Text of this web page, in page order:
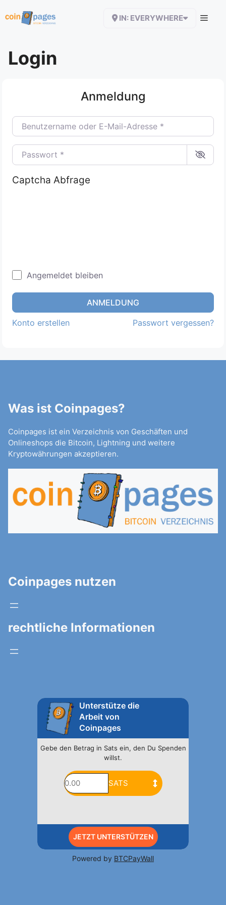
Inhalt
IN: EVERYWHERE
Login
Anmeldung
Benutzername oder E-Mail-Adresse
Passwort
Captcha Abfrage
Angemeldet bleiben
ANMELDUNG
Konto erstellen Passwort vergessen?
Was ist Coinpages?
Coinpages ist ein Verzeichnis von Geschäften und
Onlineshops die Bitcoin, Lightning und weitere
Kryptowährungen akzeptieren.
Coinpages nutzen
rechtliche Informationen
Unterstütze die
Arbeit von
Coinpages
Gebe den Betrag in Sats ein, den Du Spenden
willst.
JETZT UNTERSTÜTZEN
Powered by BTCPayWall